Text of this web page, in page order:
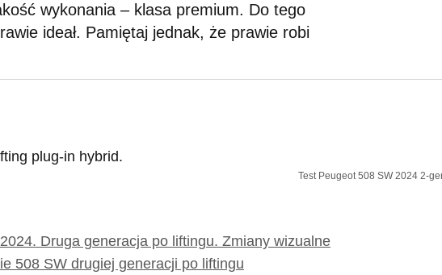
wykonania – klasa premium. Do tego
ideał. Pamiętaj jednak, że prawie robi
Test Peugeot 508 SW 2024 2-
Druga generacja po liftingu. Zmiany wizualne
508 SW drugiej generacji po liftingu